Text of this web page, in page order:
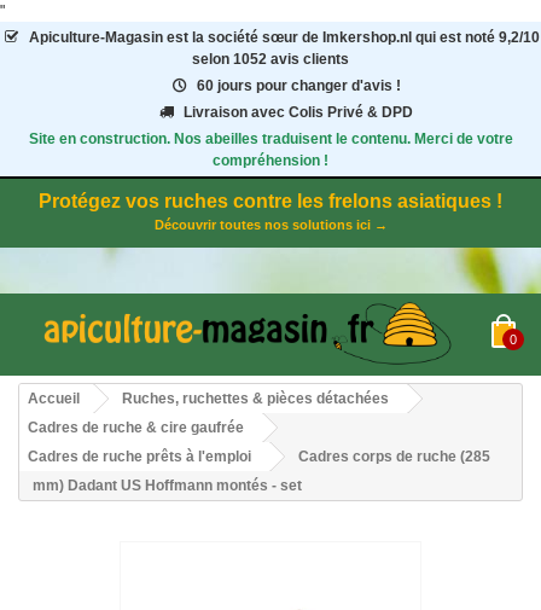
"
Apiculture-Magasinest la société sœur de Imkershop.nl qui est noté 9,2/10
selon 1052 avis clients
60 jours pour changer d'avis !
Livraison avec Colis Privé & DPD
Site en construction. Nos abeilles traduisent le contenu. Merci de votre
compréhension !
Protégez vos ruches contre les frelons asiatiques !
Découvrir toutes nos solutions ici →
0
Accueil
Ruches, ruchettes & pièces détachées
Cadres de ruche & cire gaufrée
Cadres de ruche prêts à l'emploi
Cadres corps de ruche (285
mm) Dadant US Hoffmann montés - set